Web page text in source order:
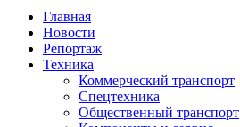
Главная
Новости
Репортаж
Техника
Коммерческий транспорт
Спецтехника
Общественный транспорт